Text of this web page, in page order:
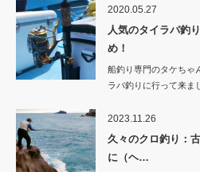
2020.05.27
人気のタイラバ釣
め！
船釣り専門のタケちゃ
ラバ釣りに行って来ま
2023.11.26
久々のクロ釣り：
に（ヘ…